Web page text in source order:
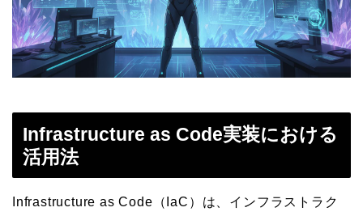
Infrastructure as Code実装における
活用法
Infrastructure as Code（IaC）は、インフラストラク